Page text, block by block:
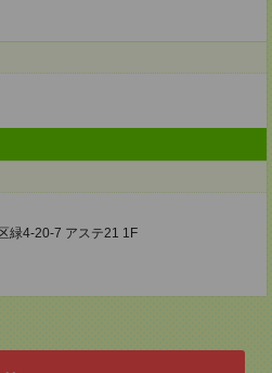
緑4-20-7 アステ21 1F